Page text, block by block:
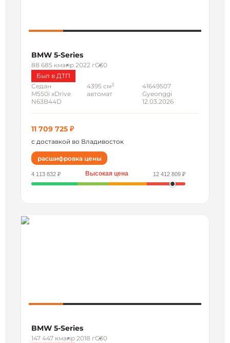
BMW 5-Series
88 685 кмапр 2022 гG30
Был в ДТП
Седан
M550i xDrive
N63B44D
4395 см3
автомат
41649507
Gyeonggi
12.03.2026
11 709 725 ₽
с доставкой во Владивосток
расшифровка цены
4 113 832 ₽ Высокая цена 12 412 809 ₽
BMW 5-Series
147 447 кмапр 2018 гG30